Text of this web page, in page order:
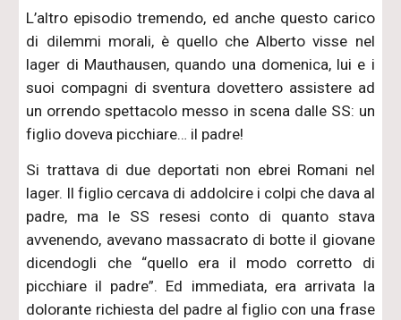
L’altro episodio tremendo, ed anche questo carico
di dilemmi morali, è quello che Alberto visse nel
lager di Mauthausen, quando una domenica, lui e i
suoi compagni di sventura dovettero assistere ad
un orrendo spettacolo messo in scena dalle SS: un
figlio doveva picchiare… il padre!
Si trattava di due deportati non ebrei Romani nel
lager. Il figlio cercava di addolcire i colpi che dava al
padre, ma le SS resesi conto di quanto stava
avvenendo, avevano massacrato di botte il giovane
dicendogli che “quello era il modo corretto di
picchiare il padre”. Ed immediata, era arrivata la
dolorante richiesta del padre al figlio con una frase